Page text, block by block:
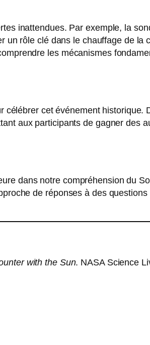
inattendues. Par exemple, la
rôle clé dans le chauffage de la
les mécanismes
cet événement
aux participants de gagner des
dans notre compréhension du
de réponses à des
with the Sun. NASA Science